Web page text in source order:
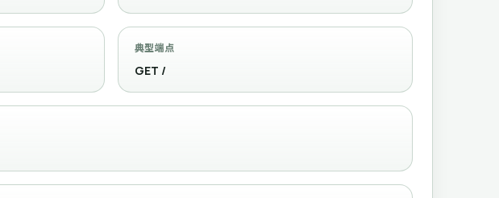
典型端点
GET /